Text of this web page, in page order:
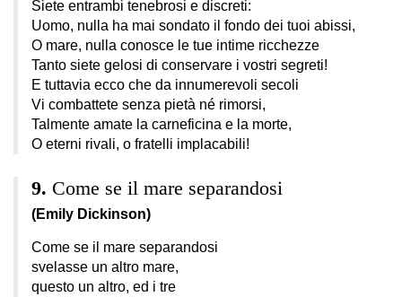
Siete entrambi tenebrosi e discreti:
Uomo, nulla ha mai sondato il fondo dei tuoi abissi,
O mare, nulla conosce le tue intime ricchezze
Tanto siete gelosi di conservare i vostri segreti!
E tuttavia ecco che da innumerevoli secoli
Vi combattete senza pietà né rimorsi,
Talmente amate la carneficina e la morte,
O eterni rivali, o fratelli implacabili!
Come se il mare separandosi
(Emily Dickinson)
Come se il mare separandosi
svelasse un altro mare,
questo un altro, ed i tre